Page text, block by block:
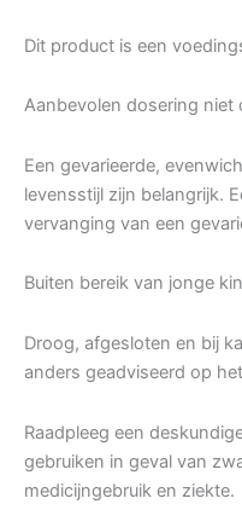
Dit product is een
Aanbevolen dosering niet
Een gevarieerde,
levensstijl zijn belangrijk.
vervanging van een
Buiten bereik van jonge
Droog, afgesloten en bij
anders geadviseerd op
Raadpleeg een
gebruiken in geval van
medicijngebruik en ziekte.